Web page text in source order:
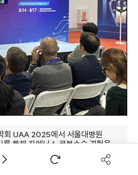
회 UAA 2025에서 서울대병원
통해 자메닉스 로봇수술 경험을
고 있다.